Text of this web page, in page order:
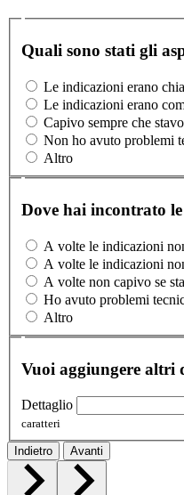
Quali sono stati gli
Le indicazioni erano
Le indicazioni erano
Capivo sempre che
Non ho avuto problemi
Altro
Dove hai incontrato
A volte le indicazioni
A volte le indicazioni
A volte non capivo se
Ho avuto problemi
Altro
Vuoi aggiungere altri
Dettaglio
caratteri
Indietro Avanti